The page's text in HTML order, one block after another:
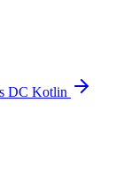
DC Kotlin